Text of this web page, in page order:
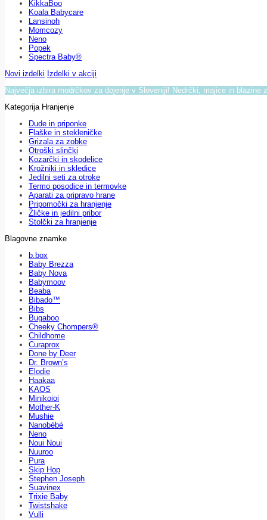
KikkaBoo
Koala Babycare
Lansinoh
Momcozy
Neno
Popek
Spectra Baby®
Novi izdelki Izdelki v akciji
Največja izbira modrčkov za dojenje v Sloveniji! Nedrčki, majice in blazine
Kategorija Hranjenje
Dude in priponke
Flaške in stekleničke
Grizala za zobke
Otroški slinčki
Kozarčki in skodelice
Krožniki in skledice
Jedilni seti za otroke
Termo posodice in termovke
Aparati za pripravo hrane
Pripomočki za hranjenje
Žličke in jedilni pribor
Stolčki za hranjenje
Blagovne znamke
b.box
Baby Brezza
Baby Nova
Babymoov
Beaba
Bibado™
Bibs
Bugaboo
Cheeky Chompers®
Childhome
Curaprox
Done by Deer
Dr. Brown’s
Elodie
Haakaa
KAOS
Minikoioi
Mother-K
Mushie
Nanobébé
Neno
Noui Noui
Nuuroo
Pura
Skip Hop
Stephen Joseph
Suavinex
Trixie Baby
Twistshake
Vulli